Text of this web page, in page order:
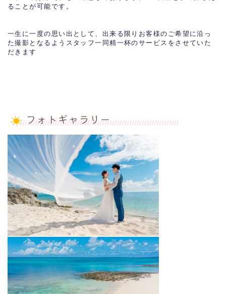
ることが可能です。
一生に一度の思い出として、出来る限りお客様のご希望に沿っ
た撮影となるようスタッフ一同精一杯のサービスをさせていた
だきます